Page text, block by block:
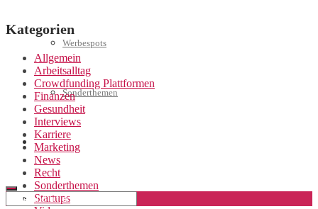
Werbespots
Sonderthemen
Geschäftskonto eröffnen
Kategorien
Allgemein
Arbeitsalltag
Crowdfunding Plattformen
Finanzen
Gesundheit
Interviews
Karriere
Marketing
News
Recht
Sonderthemen
Startups